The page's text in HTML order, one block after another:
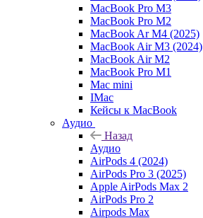
MacBook Pro M3
MacBook Pro M2
MacBook Ar M4 (2025)
MacBook Air M3 (2024)
MacBook Air M2
MacBook Pro M1
Mac mini
IMac
Кейсы к MacBook
Аудио
Назад
Аудио
AirPods 4 (2024)
AirPods Pro 3 (2025)
Apple AirPods Max 2
AirPods Pro 2
Airpods Max